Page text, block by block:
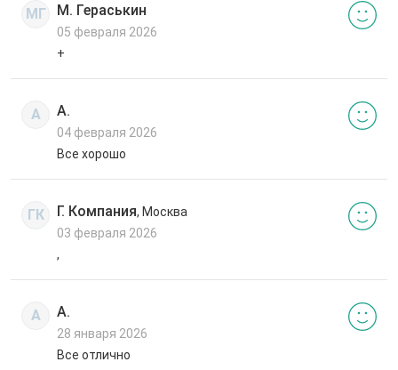
МГ М. Гераськин
05 февраля 2026
+
А А.
04 февраля 2026
Все хорошо
ГК Г. Компания, Москва
03 февраля 2026
,
А А.
28 января 2026
Все отлично